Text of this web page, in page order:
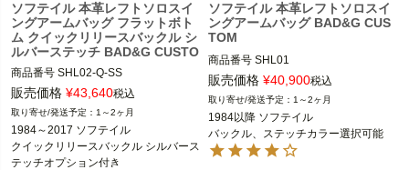
ソフテイル 本革レフトソロスイ
ングアームバッグ フラットボト
ム クイックリリースバックル シ
ルバーステッチ BAD&G CUSTO
M
商品番号 SHL02-Q-SS
1984～2017 ソフテイル
BAD&G CUSTOM（バッド＆Gカスタ
ム）
販売価格 ¥43,640税込
1～2ヶ月
1984～2017 ソフテイル
クイックリリースバックル シルバース
テッチオプション付き
ソフテイル 本革レフトソロスイ
ングアームバッグ BAD&G CUS
TOM
商品番号 SHL01
1984以降 ソフテイル
BAD&G CUSTOM（バッド＆Gカスタ
ム）
販売価格 ¥40,900税込
1～2ヶ月
1984以降 ソフテイル
バックル、ステッチカラー選択可能